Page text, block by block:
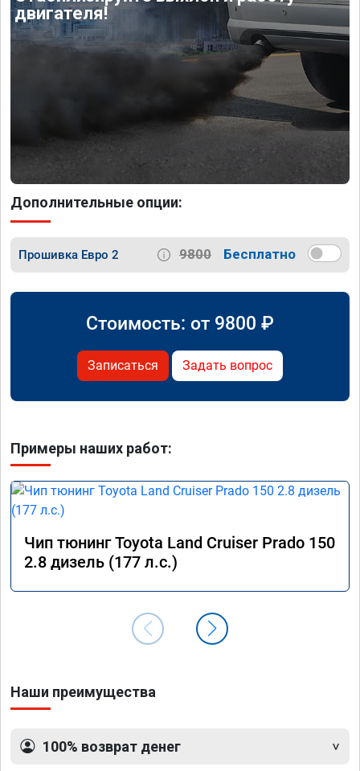
двигателя!
Дополнительные опции:
Прошивка Евро 2 9800 Бесплатно
Стоимость: от 9800 ₽
Записаться Задать вопрос
Примеры наших работ:
Чип тюнинг Toyota Land Cruiser Prado 150
2.8 дизель (177 л.с.)
Наши преимущества
100% возврат денег